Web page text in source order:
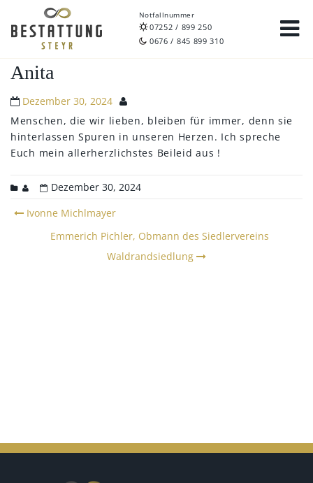
Notfallnummer
07252 / 899 250
0676 / 845 899 310
Anita
Dezember 30, 2024
Menschen, die wir lieben, bleiben für immer, denn sie
hinterlassen Spuren in unseren Herzen. Ich spreche
Euch mein allerherzlichstes Beileid aus !
Dezember 30, 2024
Post
navigation
Ivonne Michlmayer
Emmerich Pichler, Obmann des Siedlervereins
Waldrandsiedlung